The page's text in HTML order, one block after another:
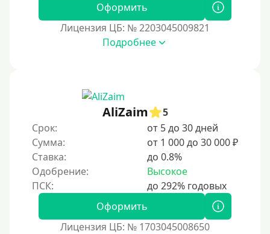
10 месяцев
4 года
5 лет
Краткосрочные
Долгосрочные
Принятие решения
Оформить
Лицензия ЦБ: № 2203045009821
Подробнее
AliZaim
5
Срок:
от 5 до 30 дней
Сумма:
от 1 000 до 30 000 ₽
Ставка:
до 0.8%
Одобрение:
Высокое
Оформить
Лицензия ЦБ: № 1703045008650